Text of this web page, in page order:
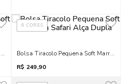
Alça Dupla
8 CORES
Bolsa Tiracolo Pequena Soft
R$ 249,90